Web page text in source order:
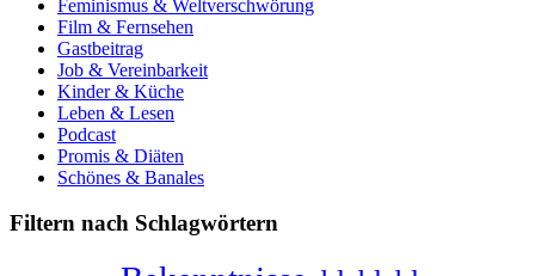
Feminismus & Weltverschwörung
Film & Fernsehen
Gastbeitrag
Job & Vereinbarkeit
Kinder & Küche
Leben & Lesen
Podcast
Promis & Diäten
Schönes & Banales
Filtern nach Schlagwörtern